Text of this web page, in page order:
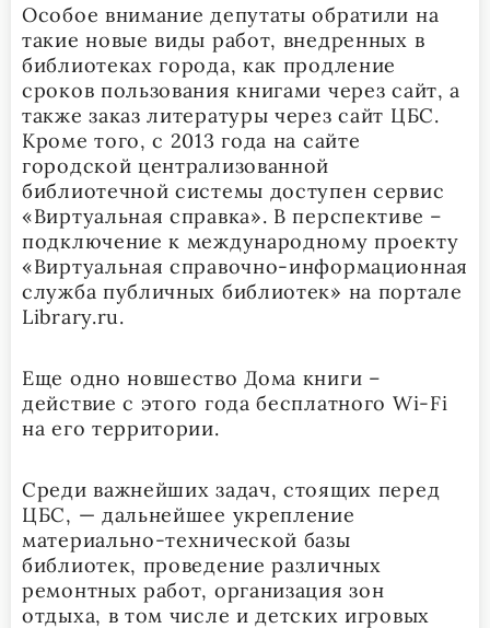
Особое внимание депутаты обратили на
такие новые виды работ, внедренных в
библиотеках города, как продление
сроков пользования книгами через сайт, а
также заказ литературы через сайт ЦБС.
Кроме того, с 2013 года на сайте
городской централизованной
библиотечной системы доступен сервис
«Виртуальная справка». В перспективе –
подключение к международному проекту
«Виртуальная справочно-информационная
служба публичных библиотек» на портале
Library.ru.
Еще одно новшество Дома книги –
действие с этого года бесплатного Wi-Fi
на его территории.
Среди важнейших задач, стоящих перед
ЦБС, — дальнейшее укрепление
материально-технической базы
библиотек, проведение различных
ремонтных работ, организация зон
отдыха, в том числе и детских игровых